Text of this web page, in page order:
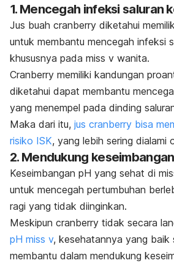
1. Mencegah infeksi saluran
Jus buah cranberry diketahui
untuk membantu mencegah infeksi
khususnya pada miss v wanita.
Cranberry memiliki kandungan
diketahui dapat membantu
yang menempel pada dinding
Maka dari itu, jus cranberry bisa
risiko ISK, yang lebih sering dialami
2. Mendukung
Keseimbangan pH yang sehat di
untuk mencegah pertumbuhan
ragi yang tidak diinginkan.
Meskipun cranberry tidak secara
pH miss v, kesehatannya yang baik
membantu dalam mendukung